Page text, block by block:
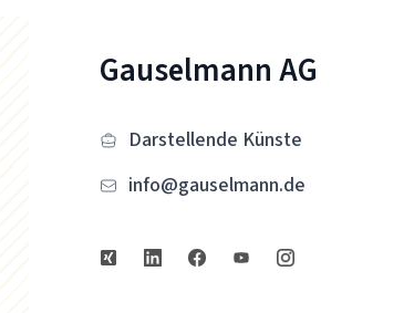
Gauselmann AG
Darstellende Künste
info@gauselmann.de